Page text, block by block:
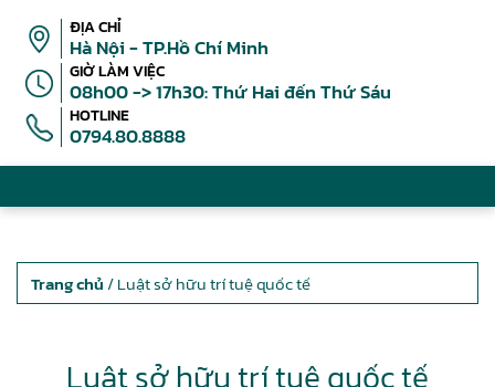
ĐỊA CHỈ
Hà Nội - TP.Hồ Chí Minh
GIỜ LÀM VIỆC
08h00 -> 17h30: Thứ Hai đến Thứ Sáu
HOTLINE
0794.80.8888
Trang chủ / Luật sở hữu trí tuệ quốc tế
Luật sở hữu trí tuệ quốc tế